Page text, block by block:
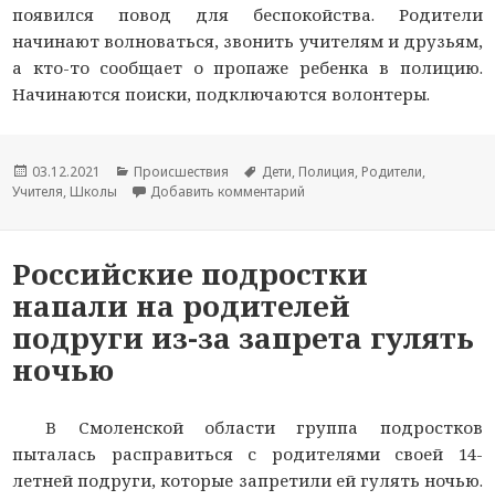
появился повод для беспокойства. Родители
начинают волноваться, звонить учителям и друзьям,
а кто-то сообщает о пропаже ребенка в полицию.
Начинаются поиски, подключаются волонтеры.
Опубликовано
03.12.2021 Рубрики
Происшествия Метки
Дети, Полиция, Родители,
Учителя, Школы Добавить комментарий
Российские подростки
напали на родителей
подруги из-за запрета гулять
ночью
В Смоленской области группа подростков
пыталась расправиться с родителями своей 14-
летней подруги, которые запретили ей гулять ночью.